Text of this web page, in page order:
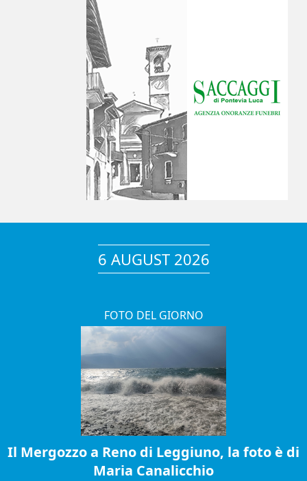
6 AUGUST 2026
FOTO DEL GIORNO
Il Mergozzo a Reno di Leggiuno, la foto è di
Maria Canalicchio